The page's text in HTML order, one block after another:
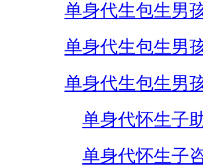
单身代生包生男
单身代生包生男
单身代生包生男
单身代怀生子
单身代怀生子